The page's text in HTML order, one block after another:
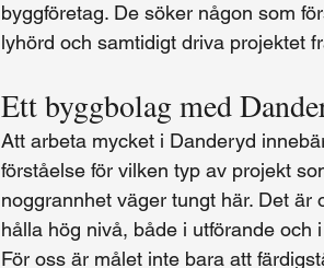
byggföretag. De söker någon som
lyhörd och samtidigt driva projektet
Ett byggbolag med
Att arbeta mycket i Danderyd
förståelse för vilken typ av projekt
noggrannhet väger tungt här. Det
hålla hög nivå, både i utförande och
För oss är målet inte bara att